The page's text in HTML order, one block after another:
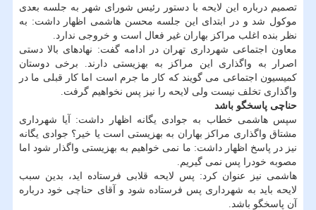
تصمیم درباره این لایحه با دستور رئیس شورای شهر به جلسه بعدی
موکول شد و در ابتدای این جلسه محسن هاشمی اظهار داشت: به
نظر بنده اغلب مراکز بهاران غیر فعال است و خروجی ندارد.
معاون اجتماعی شهرداری تهران در ادامه گفت: نهادهای بالا دستی
اصرار به واگذاری این مراکز به بهزیستی دارند. برخی دوستان
کمیسیون اجتماعی می گویند که کار ما جرم است اما کار قبلی ما در
واگذاری تخلف نیست ولی لایحه را نیز پس نخواهیم گرفت.
حناچی پاسخگو باشد
سپس هاشمی خطاب به جوادی یگانه اظهار داشت: آیا شهرداری
مشتاق واگذاری مراکز بهاران به بهزیستی است یا خیر؟ جوادی یگانه
نیز در پاسخ اظهار داشت: ما نمی خواهیم به بهزیستی واگذار شود اما
مصوبه خودرا پس نمی گیریم.
هاشمی نیز عنوان کرد: پس لایحه قلابی فرستاده اید، بدین سبب
لایحه باید به شهرداری پس فرستاده شود و آقای حناچی خود درباره
آن پاسخگو باشد.